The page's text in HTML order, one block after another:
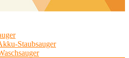
Staubsauger